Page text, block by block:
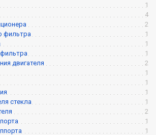
1
4
2
фильтра
1
1
1
двигателя
2
1
1
1
стекла
1
2
1
1